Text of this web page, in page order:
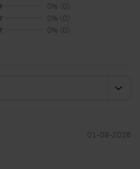
0% (0)
0% (0)
0% (0)
01-08-2026